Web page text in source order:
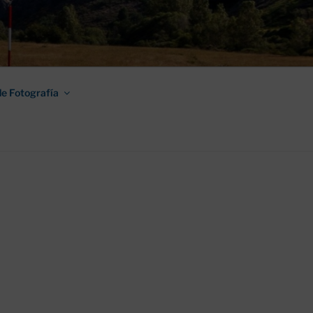
DE
Fotografía